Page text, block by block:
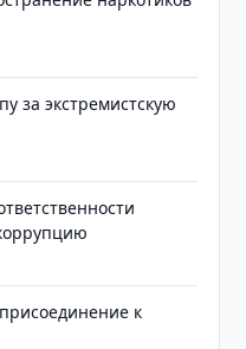
за экстремистскую
к